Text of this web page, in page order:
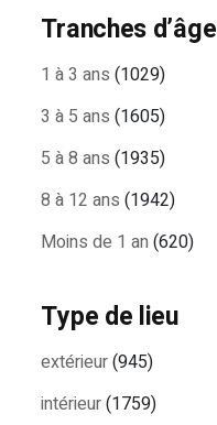
Tranches d’âge
1 à 3 ans (1029)
3 à 5 ans (1605)
5 à 8 ans (1935)
8 à 12 ans (1942)
Moins de 1 an (620)
Type de lieu
extérieur(945)
intérieur(1759)